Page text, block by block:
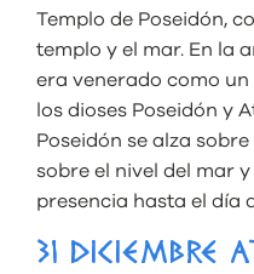
Templo de Poseidón,
templo y el mar. En la
era venerado como
los dioses Poseidón y
Poseidón se alza
sobre el nivel del mar
presencia hasta el día
31 DICIEMBRE